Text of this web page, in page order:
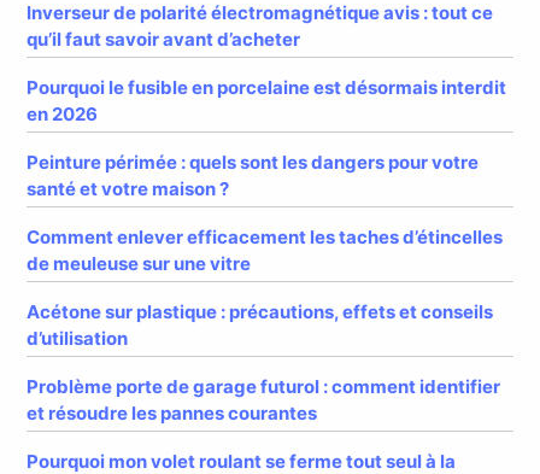
Inverseur de polarité électromagnétique avis : tout ce
qu’il faut savoir avant d’acheter
Pourquoi le fusible en porcelaine est désormais interdit
en 2026
Peinture périmée : quels sont les dangers pour votre
santé et votre maison ?
Comment enlever efficacement les taches d’étincelles
de meuleuse sur une vitre
Acétone sur plastique : précautions, effets et conseils
d’utilisation
Problème porte de garage futurol : comment identifier
et résoudre les pannes courantes
Pourquoi mon volet roulant se ferme tout seul à la